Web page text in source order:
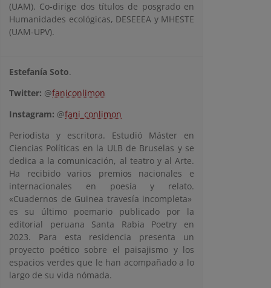
(UAM). Co-dirige dos títulos de posgrado en
Humanidades ecológicas, DESEEEA y MHESTE
(UAM-UPV).
Estefanía Soto.
Twitter: @faniconlimon
Instagram: @fani_conlimon
Periodista y escritora. Estudió Máster en
Ciencias Políticas en la ULB de Bruselas y se
dedica a la comunicación, al teatro y al Arte.
Ha recibido varios premios nacionales e
internacionales en poesía y relato.
«Cuadernos de Guinea travesía incompleta»
es su último poemario publicado por la
editorial peruana Santa Rabia Poetry en
2023. Para esta residencia presenta un
proyecto poético sobre el paisajismo y los
espacios verdes que le han acompañado a lo
largo de su vida nómada.